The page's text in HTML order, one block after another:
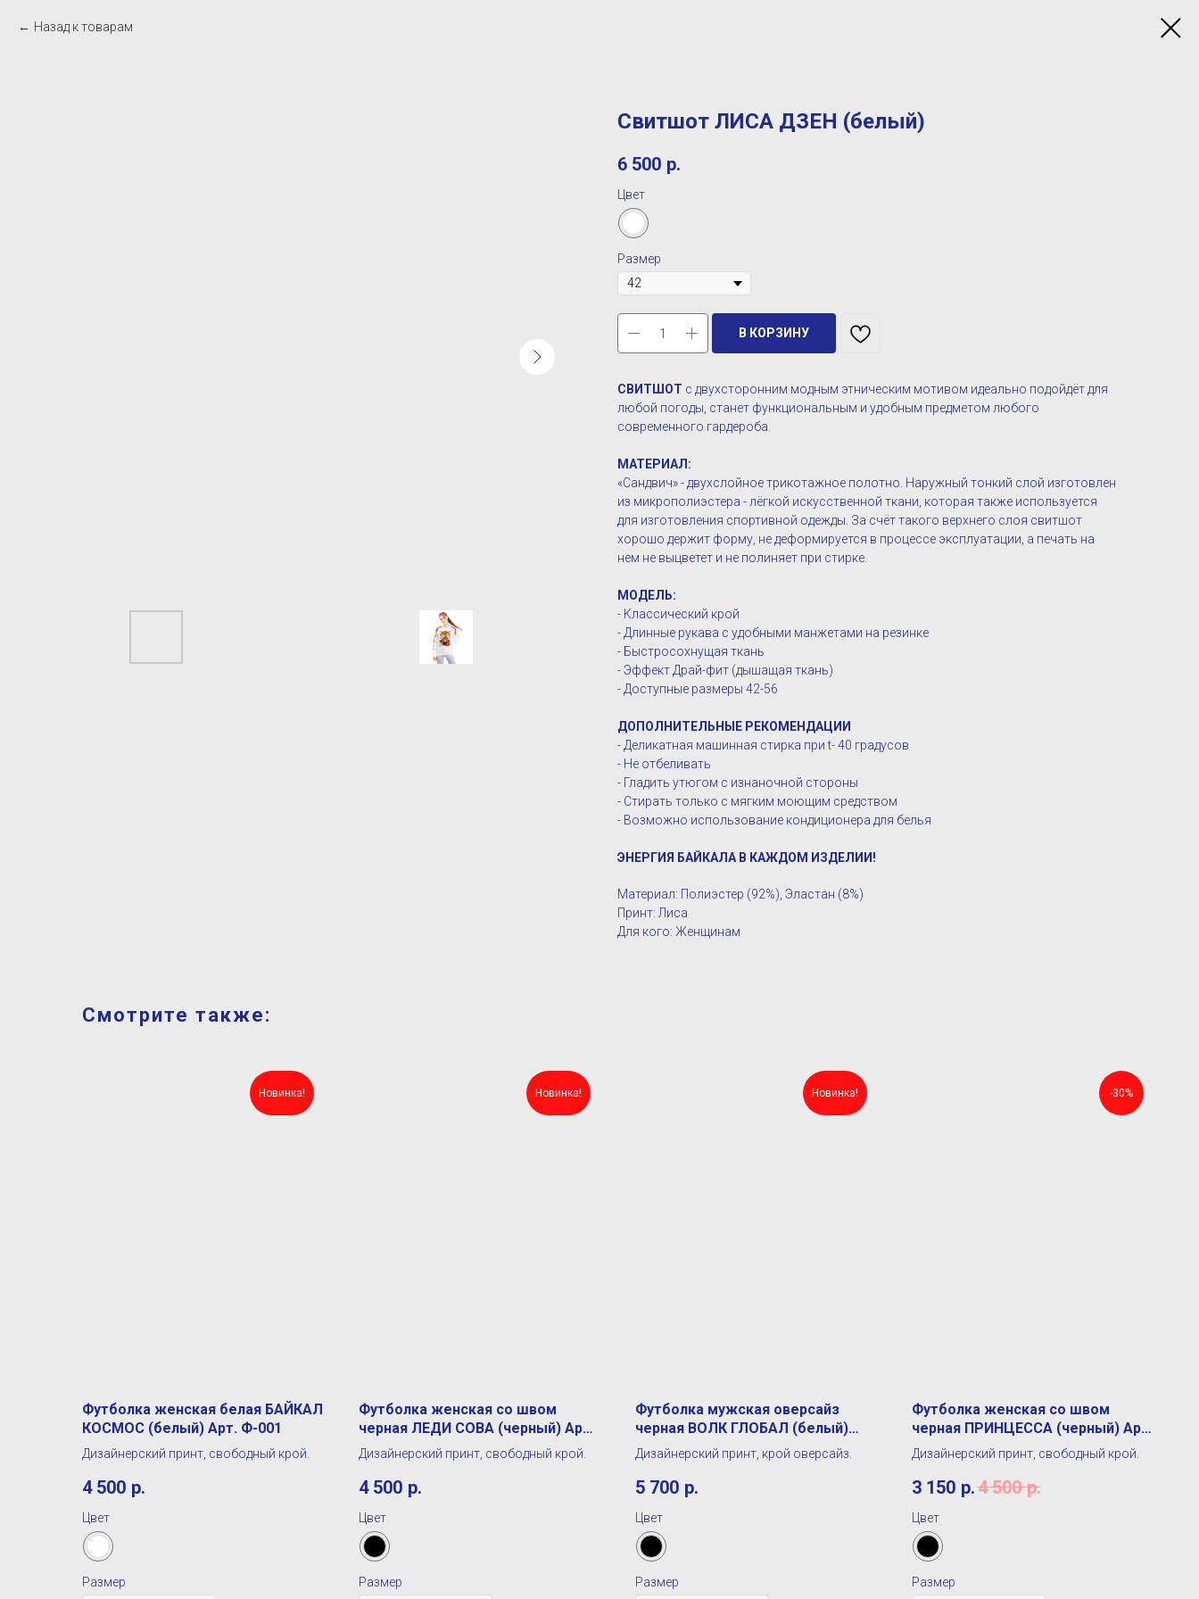
Назад к товарам
Свитшот ЛИСА ДЗЕН (белый)
6 500 р.
Цвет
Размер
В КОРЗИНУ
СВИТШОТ с двухсторонним модным этническим мотивом идеально подойдёт для
любой погоды, станет функциональным и удобным предметом любого
современного гардероба.
МАТЕРИАЛ:
«Сандвич» - двухслойное трикотажное полотно. Наружный тонкий слой изготовлен
из микрополиэстера - лёгкой искусственной ткани, которая также используется
для изготовления спортивной одежды. За счёт такого верхнего слоя свитшот
хорошо держит форму, не деформируется в процессе эксплуатации, а печать на
нем не выцветет и не полиняет при стирке.
МОДЕЛЬ:
- Классический крой
- Длинные рукава с удобными манжетами на резинке
- Быстросохнущая ткань
- Эффект Драй-фит (дышащая ткань)
- Доступные размеры 42-56
ДОПОЛНИТЕЛЬНЫЕ РЕКОМЕНДАЦИИ
- Деликатная машинная стирка при t- 40 градусов
- Не отбеливать
- Гладить утюгом с изнаночной стороны
- Стирать только с мягким моющим средством
- Возможно использование кондиционера для белья
ЭНЕРГИЯ БАЙКАЛА В КАЖДОМ ИЗДЕЛИИ!
Материал: Полиэстер (92%), Эластан (8%)
Принт: Лиса
Для кого: Женщинам
Смотрите также:
Новинка!
Футболка женская белая БАЙКАЛ
КОСМОС (белый) Арт. Ф-001
Дизайнерский принт, свободный крой.
4 500 р.
Цвет
Размер
Новинка!
Футболка женская со швом
черная ЛЕДИ СОВА (черный) Арт.
Ф-002
Дизайнерский принт, свободный крой.
4 500 р.
Цвет
Размер
Новинка!
Футболка мужская оверсайз
черная ВОЛК ГЛОБАЛ (белый)
Арт. ФМ-008
Дизайнерский принт, крой оверсайз.
5 700 р.
Цвет
Размер
-30%
Футболка женская со швом
черная ПРИНЦЕССА (черный) Арт.
Ф-002
Дизайнерский принт, свободный крой.
3 150 р.4 500 р.
Цвет
Размер